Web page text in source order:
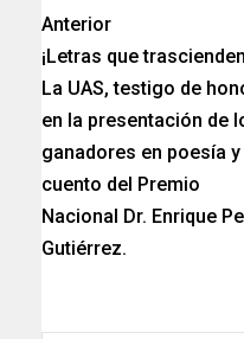
Anterior
¡Letras que
La UAS, testigo de
en la presentación de
ganadores en poesía y
cuento del Premio
Nacional Dr. Enrique
Gutiérrez.